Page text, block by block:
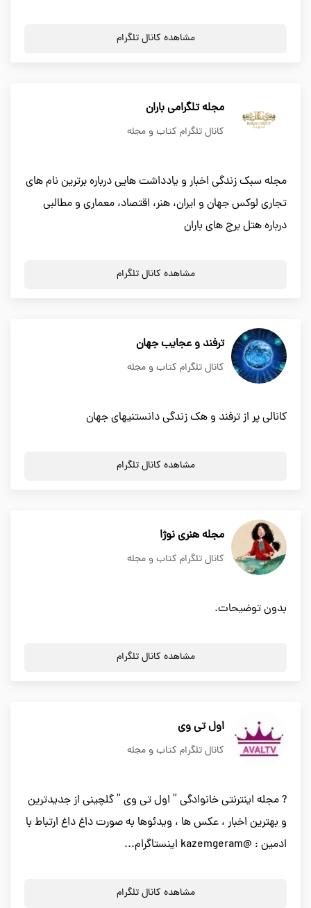
مشاهده کانال تلگرام
مجله تلگرامی باران
کانال تلگرام کتاب و مجله
مجله سبک زندگی اخبار و یادداشت هایی درباره برترین نام های
تجاری لوکس جهان و ایران، هنر، اقتصاد، معماری و مطالبی
درباره هتل برج های باران
مشاهده کانال تلگرام
ترفند و عجایب جهان
کانال تلگرام کتاب و مجله
کانالی پر از ترفند و هک زندگی دانستنیهای جهان
مشاهده کانال تلگرام
مجله هنری نوژا
کانال تلگرام کتاب و مجله
بدون توضیحات.
مشاهده کانال تلگرام
اول تی وی
کانال تلگرام کتاب و مجله
? مجله اینترنتی خانوادگی ” اول تی وی ” گلچینی از جدیدترین
و بهترین اخبار ، عکس ها ، ویدئوها به صورت داغ داغ ارتباط با
ادمین : @kazemgeram اینستاگرام...
مشاهده کانال تلگرام